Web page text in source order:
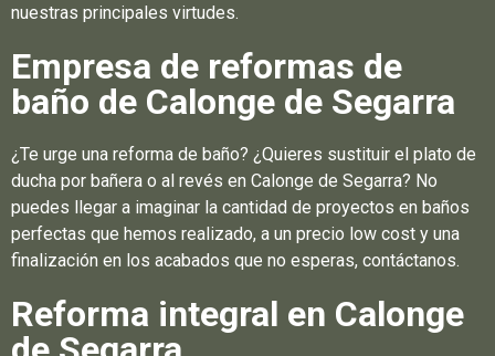
nuestras principales virtudes.
Empresa de reformas de
baño de Calonge de Segarra
¿Te urge una reforma de baño? ¿Quieres sustituir el plato de
ducha por bañera o al revés en Calonge de Segarra? No
puedes llegar a imaginar la cantidad de proyectos en baños
perfectas que hemos realizado, a un precio low cost y una
finalización en los acabados que no esperas, contáctanos.
Reforma integral en Calonge